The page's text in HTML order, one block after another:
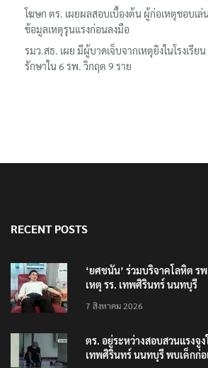
โฆษก ตร. เผยผลสอบเบื้องต้น ผู้ก่อเหตุชอบเล่
ข้อมูลเหตุรุนแรงก่อนลงมือ
รมว.สธ. เผย มีผู้บาดเจ็บจากเหตุยิงในโรงเรีย
รักษาใน 6 รพ. วิกฤต 9 ราย
RECENT POSTS
‘ยศชนัน’ ร่วมบริจาคโลหิต ร
เหตุ รร. เทพศิรินทร์ นนทบุรี
7 สิงหาคม 2026
ตร. อยู่ระหว่างสอบสวนแรงจูง
เทพศิรินทร์ นนทบุรี พบเด็กก่อ